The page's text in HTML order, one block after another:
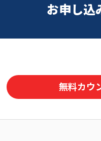
お申し込
無料カウ